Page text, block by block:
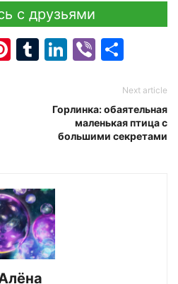
с друзьями
Pinterest
Tumblr
LinkedIn
Viber
Next article
Горлинка: обаятельная
маленькая птица с
большими секретами